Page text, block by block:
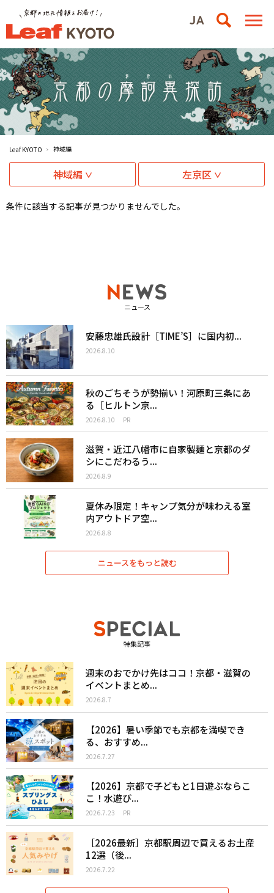
Leaf KYOTO 神域編
神域編 左京区
条件に該当する記事が見つかりませんでした。
ニュース
安藤忠雄氏設計［TIME’S］に国内初...
2026.8.10
秋のごちそうが勢揃い！河原町三条にあ
る［ヒルトン京...
2026.8.10 PR
滋賀・近江八幡市に自家製麺と京都のダ
シにこだわるう...
2026.8.9
夏休み限定！キャンプ気分が味わえる室
内アウトドア空...
2026.8.8
ニュースをもっと読む
特集記事
週末のおでかけ先はココ！京都・滋賀の
イベントまとめ...
2026.8.7
【2026】暑い季節でも京都を満喫でき
る、おすすめ...
2026.7.27
【2026】京都で子どもと1日遊ぶならこ
こ！水遊び...
2026.7.23 PR
［2026最新］京都駅周辺で買えるお土産
12選（後...
2026.7.22